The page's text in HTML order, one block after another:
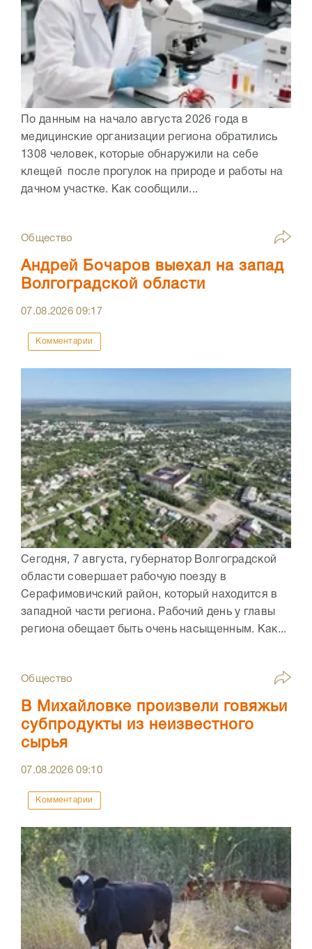
По данным на начало августа 2026 года в
медицинские организации региона обратились
1308 человек, которые обнаружили на себе
клещей после прогулок на природе и работы на
дачном участке. Как сообщили...
Общество
Андрей Бочаров выехал на запад
Волгоградской области
07.08.202609:17
Комментарии
Сегодня, 7 августа, губернатор Волгоградской
области совершает рабочую поезду в
Серафимовичский район, который находится в
западной части региона. Рабочий день у главы
региона обещает быть очень насыщенным. Как...
Общество
В Михайловке произвели говяжьи
субпродукты из неизвестного
сырья
07.08.202609:10
Комментарии